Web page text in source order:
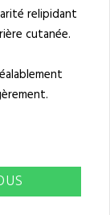
relipidant
cutanée.